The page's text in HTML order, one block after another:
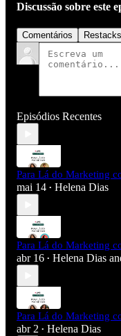
Discussão sobre este
Comentários Restacks
Episódios Recentes
Para Lá do Marketing
mai 14 • Helena Dias
Para Lá do Marketing
abr 16 • Helena Dias
Para Lá do Marketing
abr 2 • Helena Dias